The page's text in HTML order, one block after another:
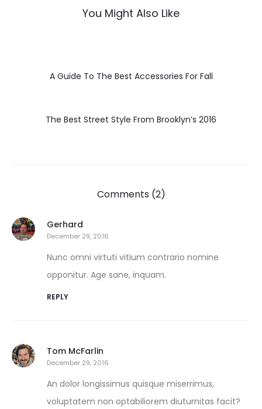
You Might Also Like
A Guide To The Best Accessories For Fall
The Best Street Style From Brooklyn’s 2016
Comments (2)
Gerhard
December 29, 2016
Nunc omni virtuti vitium contrario nomine
opponitur. Age sane, inquam.
REPLY
Tom McFarlin
December 29, 2016
An dolor longissimus quisque miserrimus,
voluptatem non optabiliorem diuturnitas facit?